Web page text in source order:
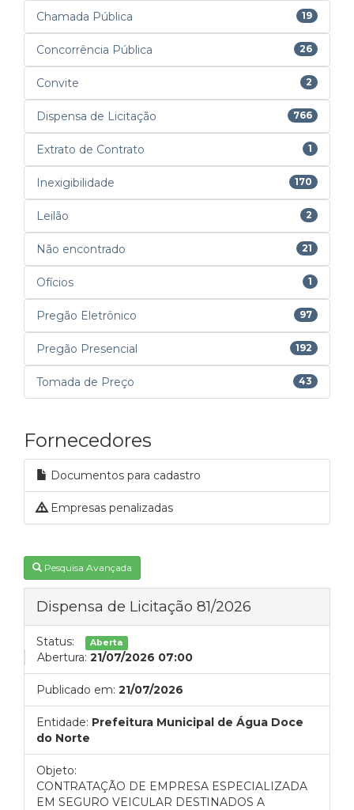
Chamada Pública 19
Concorrência Pública 26
Convite 2
Dispensa de Licitação 766
Extrato de Contrato 1
Inexigibilidade 170
Leilão 2
Não encontrado 21
Ofícios 1
Pregão Eletrônico 97
Pregão Presencial 192
Tomada de Preço 43
Fornecedores
Documentos para cadastro
Empresas penalizadas
Pesquisa Avançada
Dispensa de Licitação 81/2026
Status: Aberta
Abertura: 21/07/2026 07:00
Publicado em: 21/07/2026
Entidade: Prefeitura Municipal de Água Doce
do Norte
Objeto:
CONTRATAÇÃO DE EMPRESA ESPECIALIZADA
EM SEGURO VEICULAR DESTINADOS A